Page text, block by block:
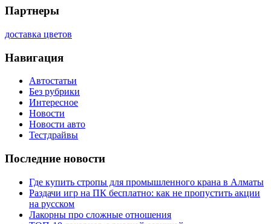
Партнеры
доставка цветов
Навигация
Автостатьи
Без рубрики
Интересное
Новости
Новости авто
Тестдрайвы
Последние новости
Где купить стропы для промышленного крана в Алматы
Раздачи игр на ПК бесплатно: как не пропустить акции
на русском
Лакорны про сложные отношения